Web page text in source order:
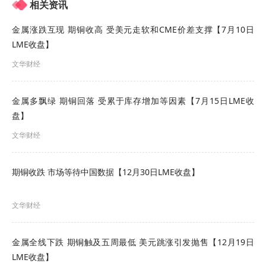
受持续电网投资和废铜供应趋紧的推动，预计今年
中国精炼铜需求将增长2.8%。
的最高水平，近期铜价走高主要受基金投资推动。
他说：“我们对铜价的看法是，价格将在年底前回落
至11,000美元，然后在中长期内回升。”
原材料的供应端风险正为铜价提供额外支撑。
LME三个月期镍上涨196美元，或1.02%，收报每吨
19,468.0美元。镍价本月上涨13.78%，创下自2024
相关资讯
金属涨跌互现 期铜收高 受美元走软和CME价差支撑【7月10日
LME收盘】
文华财经
金属多飘绿 期铜回落 受累于库存增加等因素【7月15日LME收
盘】
文华财经
期铜收跌 市场等待中国数据【12月30日LME收盘】
文华财经
金属全线下跌 期铜触及五周最低 美元跳涨引发抛售【12月19日
LME收盘】